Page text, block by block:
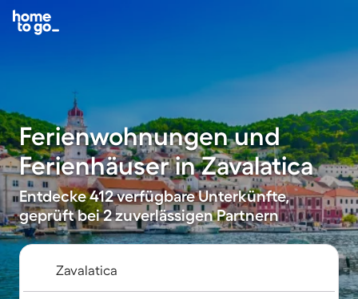
Ferienwohnungen und
Ferienhäuser in Zavalatica
Entdecke 412 verfügbare Unterkünfte,
geprüft bei 2 zuverlässigen Partnern